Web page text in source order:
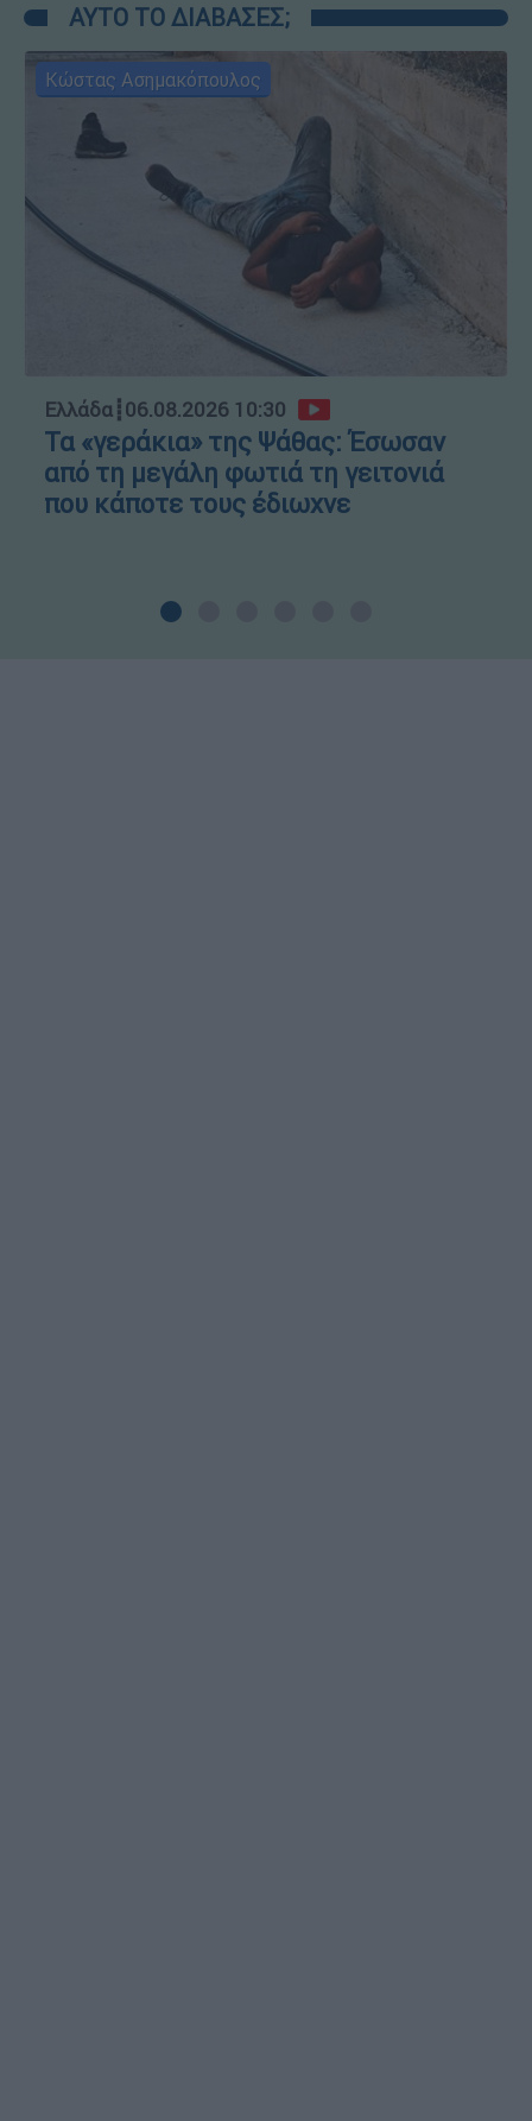
ΑΥΤΟ ΤΟ ΔΙΑΒΑΣΕΣ;
Κώστας Ασημακόπουλος
Ελλάδα┋06.08.2026 10:30
Τα «γεράκια» της Ψάθας: Έσωσαν
από τη μεγάλη φωτιά τη γειτονιά
που κάποτε τους έδιωχνε